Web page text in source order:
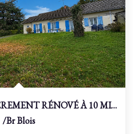
PLAIN-PIED ENTIÈREMENT RÉNOVÉ À 10 MIN DE BLOIS -...
/brBlois